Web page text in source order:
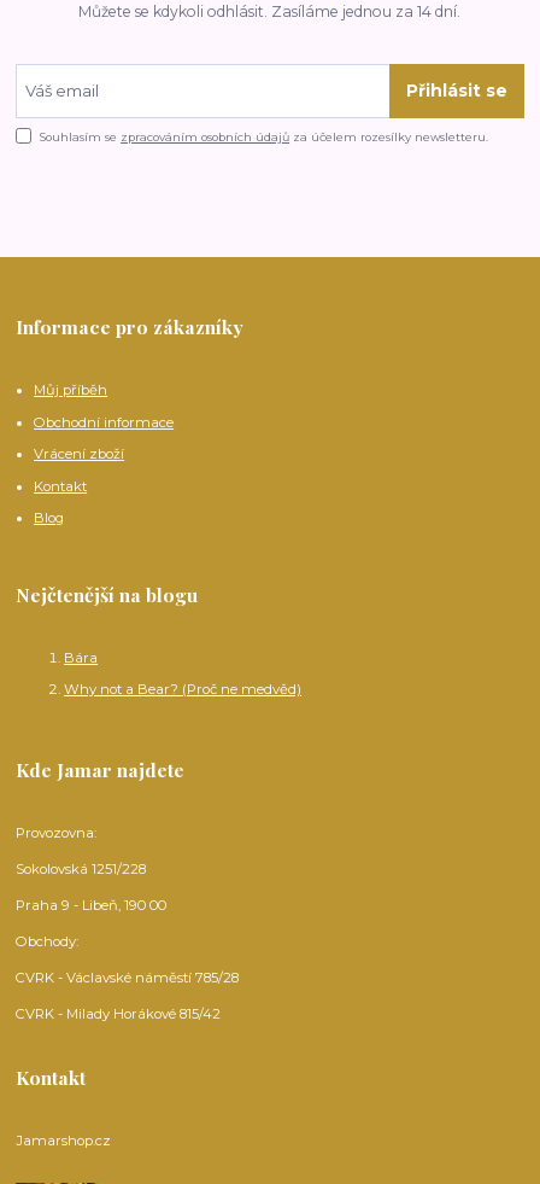
Můžete se kdykoli odhlásit. Zasíláme jednou za 14 dní.
Přihlásit se
Souhlasím se zpracováním osobních údajů za účelem rozesílky newsletteru.
Informace pro zákazníky
Můj příběh
Obchodní informace
Vrácení zboží
Kontakt
Blog
Nejčtenější na blogu
Bára
Why not a Bear? (Proč ne medvěd)
Kde Jamar najdete
Provozovna:
Sokolovská 1251/228
Praha 9 - Libeň, 190 00
Obchody:
CVRK - Václavské náměstí 785/28
CVRK - Milady Horákové 815/42
Kontakt
Jamarshop.cz